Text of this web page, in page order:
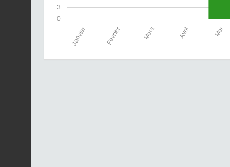
0
3
Mai
Avril
Mars
Fevrier
Janvier